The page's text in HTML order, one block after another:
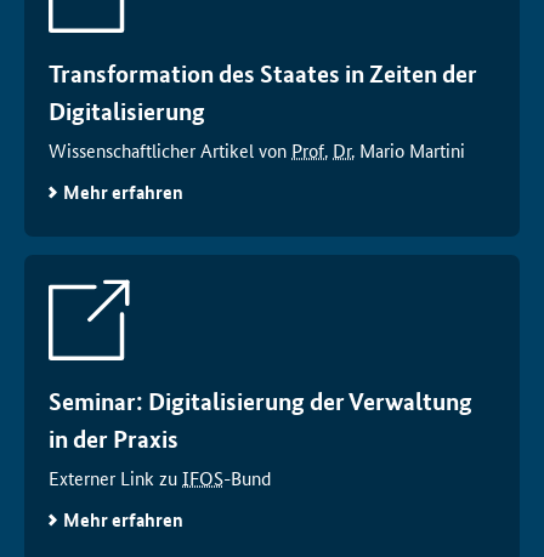
Transformation des Staates in Zeiten der
Digitalisierung
Wissenschaftlicher Artikel von Prof. Dr. Mario Martini
Mehr erfahren
Seminar: Digitalisierung der Verwaltung
in der Praxis
Externer Link zuIFOS-Bund
Mehr erfahren